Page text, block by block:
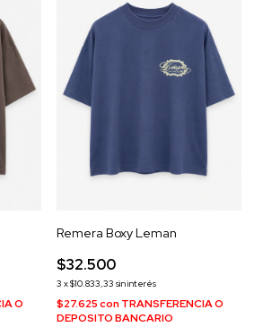
O
Remera Boxy Leman
$32.500
3 x$10.833,33 sin interés
$27.625con TRANSFERENCIA O
DEPOSITO BANCARIO